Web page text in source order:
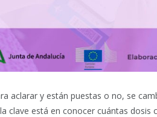
aclarar y están puestas o no, se
clave está en conocer cuántas dosis